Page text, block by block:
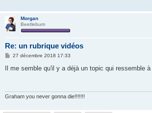
Morgan
Beetlebum
Re: un rubrique vidéos
M
s
27 décembre 2018 17:33
Il me semble qu'il y a déjà un topic qui ressemble à
Graham you never gonna die!!!!!!!